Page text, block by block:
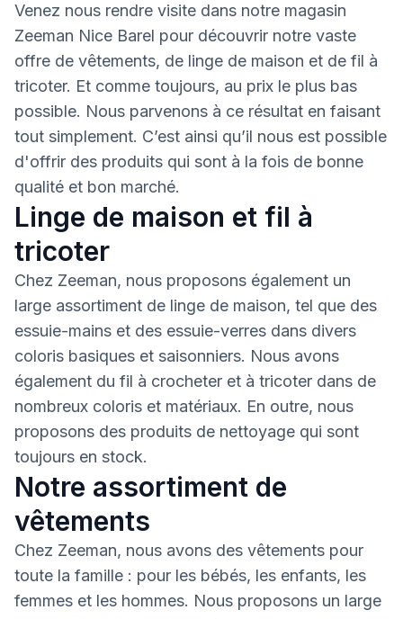
Venez nous rendre visite dans notre magasin
Zeeman Nice Barel pour découvrir notre vaste
offre de vêtements, de linge de maison et de fil à
tricoter. Et comme toujours, au prix le plus bas
possible. Nous parvenons à ce résultat en faisant
tout simplement. C’est ainsi qu’il nous est possible
d'offrir des produits qui sont à la fois de bonne
qualité et bon marché.
Linge de maison et fil à
tricoter
Chez Zeeman, nous proposons également un
large assortiment de linge de maison, tel que des
essuie-mains et des essuie-verres dans divers
coloris basiques et saisonniers. Nous avons
également du fil à crocheter et à tricoter dans de
nombreux coloris et matériaux. En outre, nous
proposons des produits de nettoyage qui sont
toujours en stock.
Notre assortiment de
vêtements
Chez Zeeman, nous avons des vêtements pour
toute la famille : pour les bébés, les enfants, les
femmes et les hommes. Nous proposons un large